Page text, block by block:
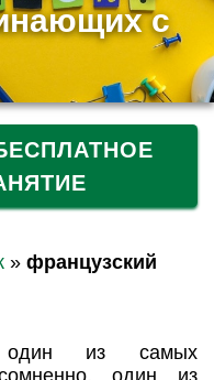
с
» французский
один из самых